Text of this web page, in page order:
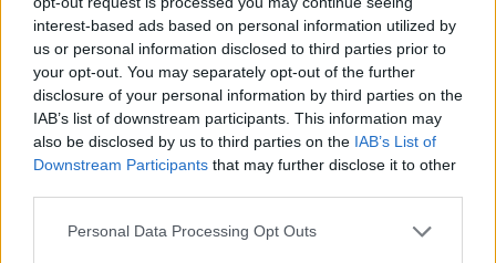
interest-based ads based on personal information utilized by
us or personal information disclosed to third parties prior to
your opt-out. You may separately opt-out of the further
disclosure of your personal information by third parties on the
IAB’s list of downstream participants. This information may
also be disclosed by us to third parties on the IAB’s List of
Downstream Participants that may further disclose it to other
Personal Data Processing Opt Outs
szóljon hozzá!